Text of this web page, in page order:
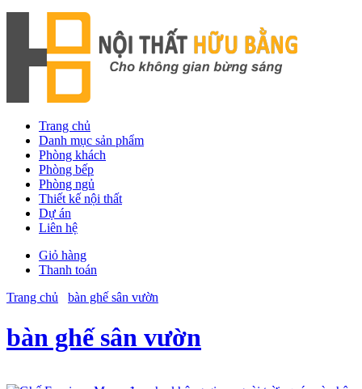
Trang chủ
Danh mục sản phẩm
Phòng khách
Phòng bếp
Phòng ngủ
Thiết kế nội thất
Dự án
Liên hệ
Giỏ hàng
Thanh toán
Trang chủ
bàn ghế sân vườn
bàn ghế sân vườn